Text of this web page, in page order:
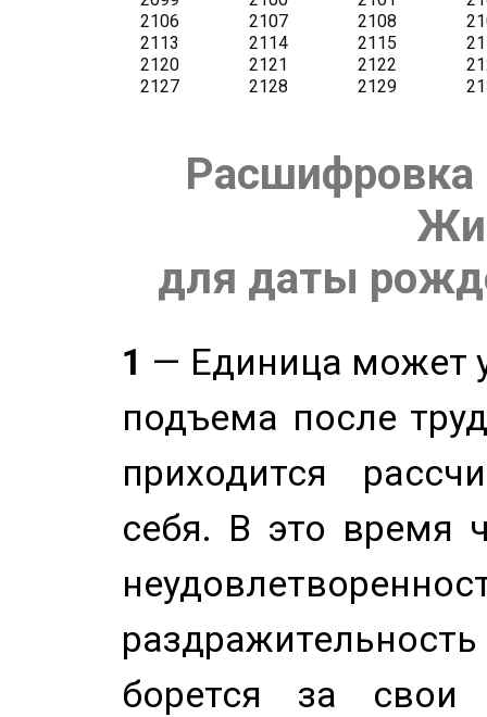
Расшифровка
для даты
1 — Единица может
подъема после
приходится
себя. В это время
борется за свои